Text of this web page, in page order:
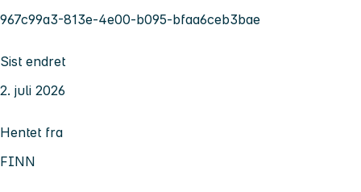
967c99a3-813e-4e00-b095-bfaa6ceb3bae
Sist endret
2. juli 2026
Hentet fra
FINN